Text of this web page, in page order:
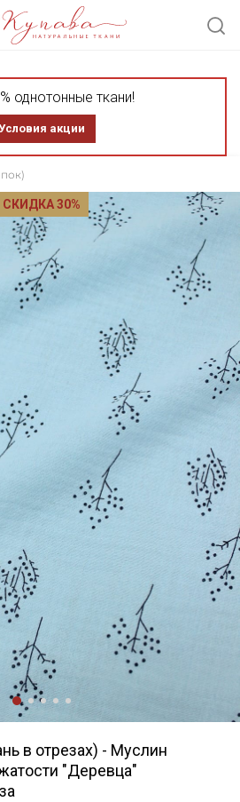
однотонные ткани!
акции
СКИДКА 30%
в отрезах) - Муслин
"Деревца"